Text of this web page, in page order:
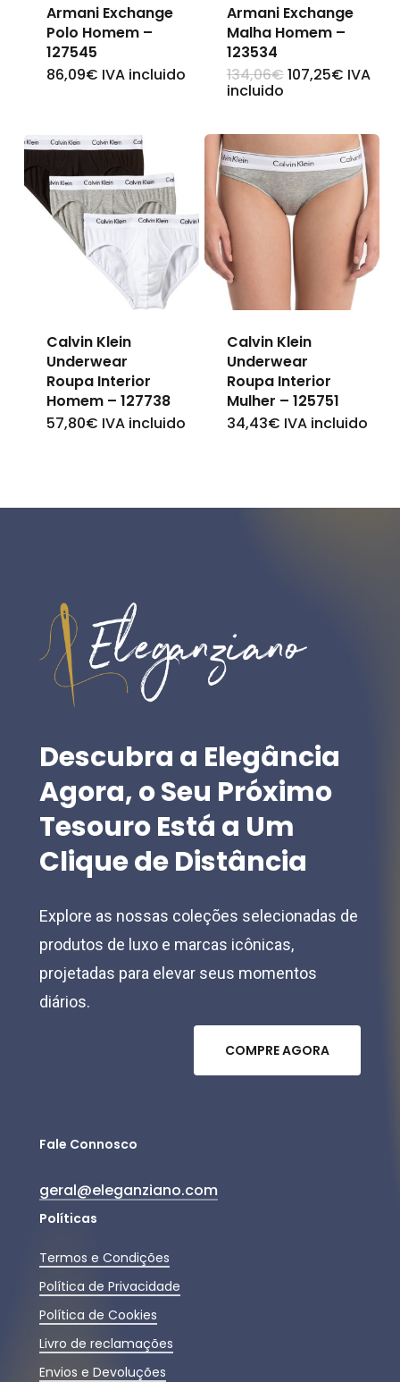
Armani Exchange
Polo Homem –
127545
86,09€ IVA incluido
This
has
multiple
variants.
The
options
may
be
the
product
Armani Exchange
Malha Homem –
123534
134,06€O
preço
134,06€.
107,25€OIVA
incluido
This
has
multiple
variants.
options
be
chosen
the
product
Calvin Klein
Underwear
Roupa Interior
Homem – 127738
57,80€ IVA incluido
This
multiple
may
be
chosen
product
page
Calvin Klein
Underwear
Roupa Interior
Mulher – 125751
34,43€ IVA incluido
This
multiple
product
page
Descubra a Elegância
Agora,oSeu Próximo
TesouroEstá a Um
CliquedeDistância
Explore as nossas coleções selecionadas de
produtos de luxo e marcas icônicas,
projetadas para elevar seus momentos
diários.
COMPREAGORA
Fale Connosco
geral@eleganziano.com
Políticas
Termos e Condições
Política de Privacidade
Política de Cookies
Livro de reclamações
Envios e Devoluções